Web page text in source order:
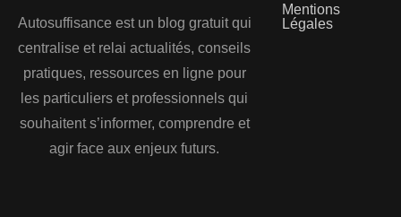
Autosuffisance est un blog gratuit qui
centralise et relai actualités, conseils
pratiques, ressources en ligne pour
les particuliers et professionnels qui
souhaitent s’informer, comprendre et
agir face aux enjeux futurs.
Mentions
Légales